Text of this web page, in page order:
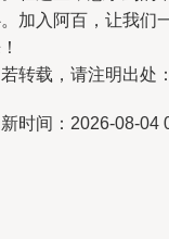
加入阿百，让我们
转载，请注明出处
时间：2026-08-04